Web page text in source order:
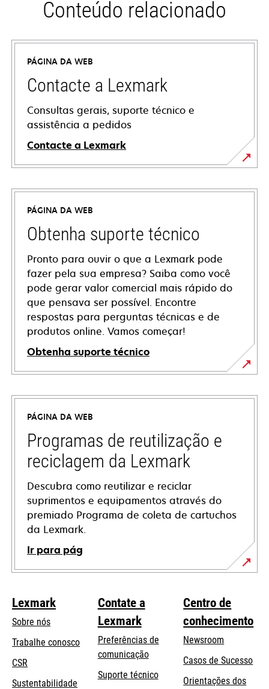
Conteúdo relacionado
PÁGINA DA WEB
Contacte a Lexmark
Consultas gerais, suporte técnico e
assistência a pedidos
Contacte a Lexmark
PÁGINA DA WEB
Obtenha suporte técnico
Pronto para ouvir o que a Lexmark pode
fazer pela sua empresa? Saiba como você
pode gerar valor comercial mais rápido do
que pensava ser possível. Encontre
respostas para perguntas técnicas e de
produtos online. Vamos começar!
Obtenha suporte técnico
abre
em
nova
guia
PÁGINA DA WEB
Programas de reutilização e
reciclagem da Lexmark
Descubra como reutilizar e reciclar
suprimentos e equipamentos através do
premiado Programa de coleta de cartuchos
da Lexmark.
Ir para pág
Lexmark
Sobre nós
Trabalhe conosco
CSR
Sustentabilidade
Contate a
Lexmark
Preferências de
comunicação
Suporte técnicoabre
Centro de
conhecimento
Newsroom
Casos de Sucesso
Orientações dos